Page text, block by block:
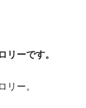
リーです。
リー。